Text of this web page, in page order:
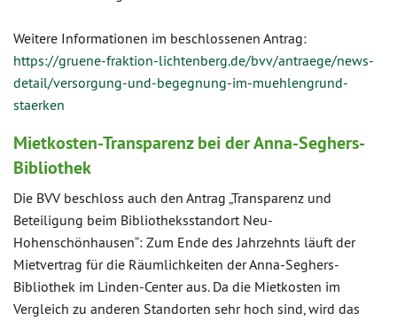
Weitere Informationen im beschlossenen Antrag:
https://gruene-fraktion-lichtenberg.de/bvv/antraege/news-
detail/versorgung-und-begegnung-im-muehlengrund-
staerken
Mietkosten-Transparenz bei der Anna-Seghers-
Bibliothek
Die BVV beschloss auch den Antrag „Transparenz und
Beteiligung beim Bibliotheksstandort Neu-
Hohenschönhausen“: Zum Ende des Jahrzehnts läuft der
Mietvertrag für die Räumlichkeiten der Anna-Seghers-
Bibliothek im Linden-Center aus. Da die Mietkosten im
Vergleich zu anderen Standorten sehr hoch sind, wird das